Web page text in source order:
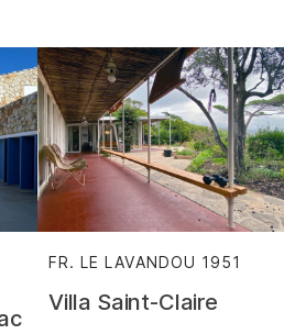
FR. LE LAVANDOU 1951
Villa Saint-Claire